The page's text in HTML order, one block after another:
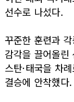
선수로 나섰다.
꾸준한 훈련과
감각을 끌어올린
스탄·태국을 차
결승에 안착했다.